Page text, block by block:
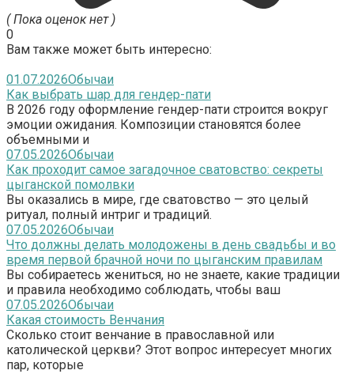
( Пока оценок нет )
0
Вам также может быть интересно:
01.07.2026Обычаи
Как выбрать шар для гендер-пати
В 2026 году оформление гендер-пати строится вокруг
эмоции ожидания. Композиции становятся более
объемными и
07.05.2026Обычаи
Как проходит самое загадочное сватовство: секреты
цыганской помолвки
Вы оказались в мире, где сватовство — это целый
ритуал, полный интриг и традиций.
07.05.2026Обычаи
Что должны делать молодожены в день свадьбы и во
время первой брачной ночи по цыганским правилам
Вы собираетесь жениться, но не знаете, какие традиции
и правила необходимо соблюдать, чтобы ваш
07.05.2026Обычаи
Какая стоимость Венчания
Сколько стоит венчание в православной или
католической церкви? Этот вопрос интересует многих
пар, которые